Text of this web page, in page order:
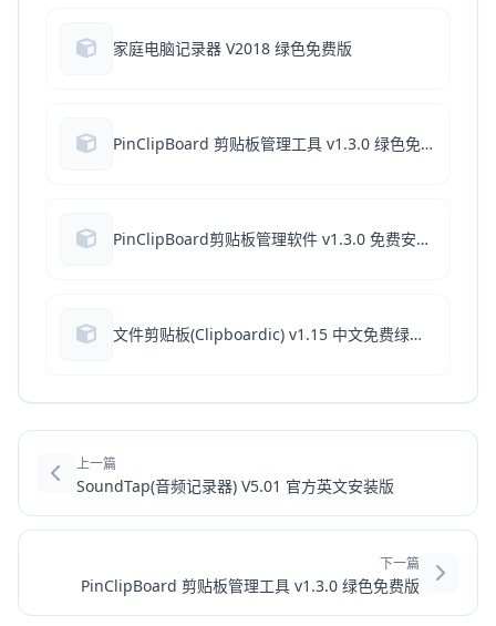
家庭电脑记录器 V2018 绿色免费版
PinClipBoard 剪贴板管理工具 v1.3.0 绿色免费版
PinClipBoard剪贴板管理软件 v1.3.0 免费安装版
文件剪贴板(Clipboardic) v1.15 中文免费绿色版
上一篇
SoundTap(音频记录器) V5.01 官方英文安装版
下一篇
PinClipBoard 剪贴板管理工具 v1.3.0 绿色免费版